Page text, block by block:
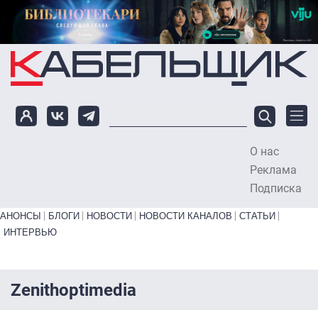
Перейти к основному содержанию
О нас
Реклама
Подписка
Primary links bottom
АНОНСЫ БЛОГИ НОВОСТИ НОВОСТИ КАНАЛОВ
СТАТЬИ
ИНТЕРВЬЮ
Zenithoptimedia